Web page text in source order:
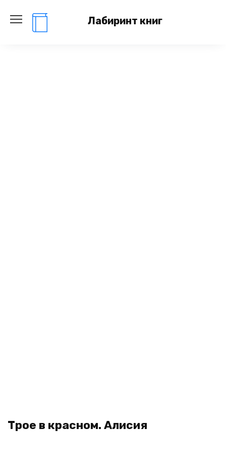
содержанию
Лабиринт книг
Трое в красном. Алисия